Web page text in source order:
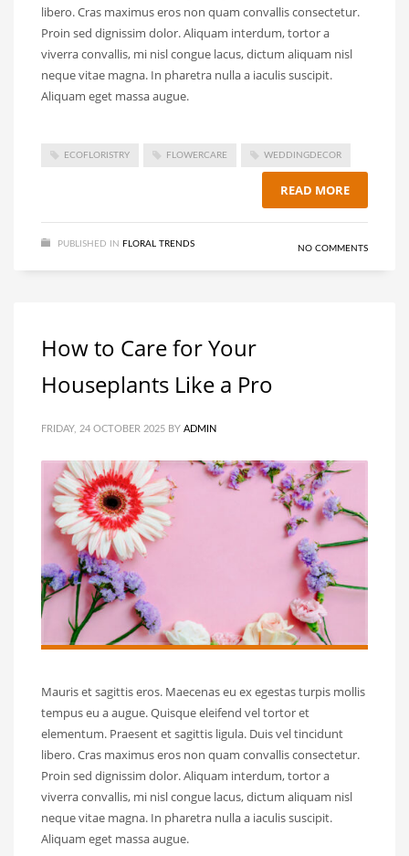
libero. Cras maximus eros non quam convallis consectetur.
Proin sed dignissim dolor. Aliquam interdum, tortor a
viverra convallis, mi nisl congue lacus, dictum aliquam nisl
neque vitae magna. In pharetra nulla a iaculis suscipit.
Aliquam eget massa augue.
ECOFLORISTRY FLOWERCARE WEDDINGDECOR
READ MORE
PUBLISHED IN FLORAL TRENDS NO COMMENTS
How to Care for Your
Houseplants Like a Pro
FRIDAY, 24 OCTOBER 2025 BY ADMIN
Mauris et sagittis eros. Maecenas eu ex egestas turpis mollis
tempus eu a augue. Quisque eleifend vel tortor et
elementum. Praesent et sagittis ligula. Duis vel tincidunt
libero. Cras maximus eros non quam convallis consectetur.
Proin sed dignissim dolor. Aliquam interdum, tortor a
viverra convallis, mi nisl congue lacus, dictum aliquam nisl
neque vitae magna. In pharetra nulla a iaculis suscipit.
Aliquam eget massa augue.